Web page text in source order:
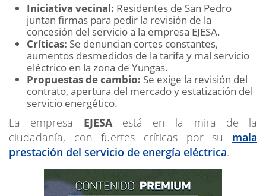
Iniciativa vecinal: Residentes de San Pedro
juntan firmas para pedir la revisión de la
concesión del servicio a la empresa EJESA.
Críticas: Se denuncian cortes constantes,
aumentos desmedidos de la tarifa y mal servicio
eléctrico en la zona de Yungas.
Propuestas de cambio: Se exige la revisión del
contrato, apertura del mercado y estatización del
servicio energético.
La empresa EJESAestá en la mira de la
ciudadanía, con fuertes críticas por su mala
prestación del servicio de energía eléctrica.